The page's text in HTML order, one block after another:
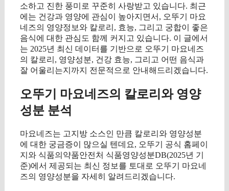
소하고 진한 풍미로 꾸준히 사랑받고 있습니다. 최근
에는 건강과 영양에 관심이 높아지면서, 오뚜기 마요
네즈의 영양정보와 칼로리, 효능, 그리고 궁합이 좋은
음식에 대한 관심도 함께 커지고 있습니다. 이 글에서
는 2025년 최신 데이터를 기반으로 오뚜기 마요네즈
의 칼로리, 영양성분, 건강 효능, 그리고 어떤 음식과
잘 어울리는지까지 전문적으로 안내해드리겠습니다.
오뚜기 마요네즈의 칼로리와 영양
성분 분석
마요네즈는 고지방 소스인 만큼 칼로리와 영양성분
에 대한 궁금증이 많으실 텐데요, 오뚜기 공식 홈페이
지와 식품의약품안전처 식품영양성분DB(2025년 기
준)에서 제공되는 최신 정보를 토대로 오뚜기 마요네
즈의 영양성분을 자세히 알려드리겠습니다.